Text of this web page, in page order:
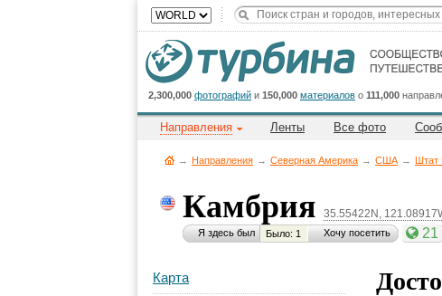
2,300,000 фотографий и 150,000 материалов о 111,000
Направления Ленты Все фото
→ Направления → Северная Америка → CША → Штат
Камбрия 35.55422N,
Я здесь был Было: 1 Хочу посетить 21
Карта